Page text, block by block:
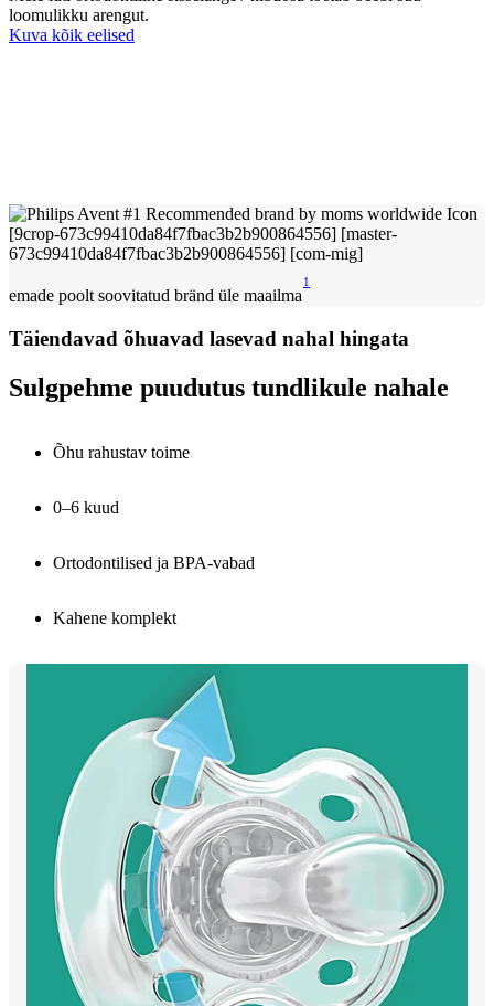
loomulikku arengut.
Kuva kõik eelised
emade poolt soovitatud bränd üle maailma
1
Täiendavad õhuavad lasevad nahal hingata
Sulgpehme puudutus tundlikule nahale
Õhu rahustav toime
0–6 kuud
Ortodontilised ja BPA-vabad
Kahene komplekt